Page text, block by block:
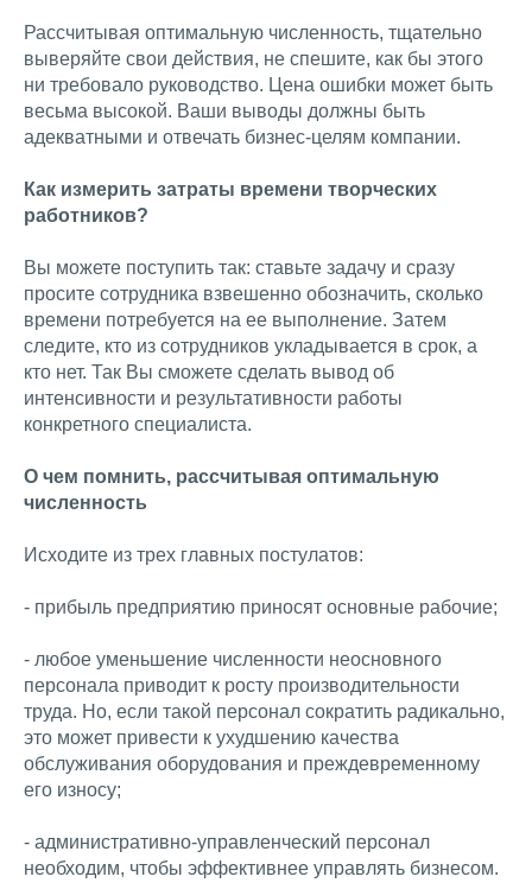
Рассчитывая оптимальную численность, тщательно
выверяйте свои действия, не спешите, как бы этого
ни требовало руководство. Цена ошибки может быть
весьма высокой. Ваши выводы должны быть
адекватными и отвечать бизнес-целям компании.
Как измерить затраты времени творческих
работников?
Вы можете поступить так: ставьте задачу и сразу
просите сотрудника взвешенно обозначить, сколько
времени потребуется на ее выполнение. Затем
следите, кто из сотрудников укладывается в срок, а
кто нет. Так Вы сможете сделать вывод об
интенсивности и результативности работы
конкретного специалиста.
О чем помнить, рассчитывая оптимальную
численность
Исходите из трех главных постулатов:
- прибыль предприятию приносят основные рабочие;
- любое уменьшение численности неосновного
персонала приводит к росту производительности
труда. Но, если такой персонал сократить радикально,
это может привести к ухудшению качества
обслуживания оборудования и преждевременному
его износу;
- административно-управленческий персонал
необходим, чтобы эффективнее управлять бизнесом.